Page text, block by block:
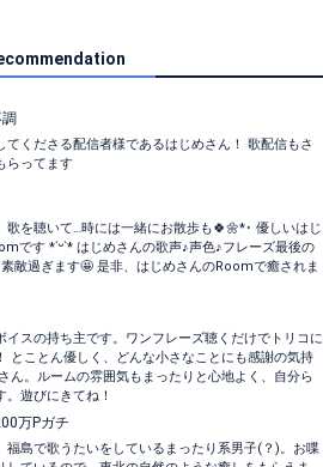
てくださる配信者様であるはじめさん！ 歌配信もさ
らってます
歌を聴いて…時には一緒にお散歩も🍀🌼*･ 優しいはじ
です *ˊᵕˋ* はじめさんの歌声♪声色♪フレーズ最後の
敵過ぎます🤩 是非、はじめさんのRoomで癒されま
イスの持ち主です。ワンフレーズ聴くだけでトリコに
とことん優しく、どんな小さなことにも感謝の気持
ん。ルームの雰囲気もまったりと心地よく、自分ら
。遊びにきてね！
万Pガチ
福島で歌うたいをしているまったり系男子(？)。お喋